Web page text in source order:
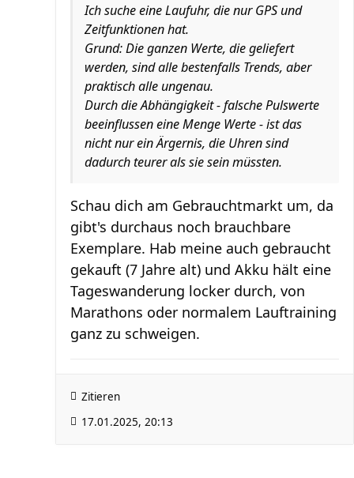
Ich suche eine Laufuhr, die nur GPS und
Zeitfunktionen hat.
Grund: Die ganzen Werte, die geliefert
werden, sind alle bestenfalls Trends, aber
praktisch alle ungenau.
Durch die Abhängigkeit - falsche Pulswerte
beeinflussen eine Menge Werte - ist das
nicht nur ein Ärgernis, die Uhren sind
dadurch teurer als sie sein müssten.
Schau dich am Gebrauchtmarkt um, da
gibt's durchaus noch brauchbare
Exemplare. Hab meine auch gebraucht
gekauft (7 Jahre alt) und Akku hält eine
Tageswanderung locker durch, von
Marathons oder normalem Lauftraining
ganz zu schweigen.
Zitieren
17.01.2025, 20:13